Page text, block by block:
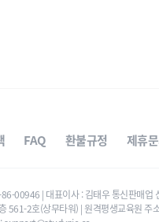
FAQ 환불규정 제휴
00946 | 대표이사 : 김태우 통신판매
561-2호(상무타워) | 원격평생교육원